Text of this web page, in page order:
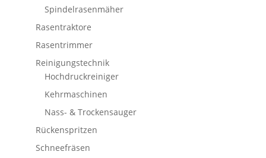
Spindelrasenmäher
Rasentraktore
Rasentrimmer
Reinigungstechnik
Hochdruckreiniger
Kehrmaschinen
Nass- & Trockensauger
Rückenspritzen
Schneefräsen